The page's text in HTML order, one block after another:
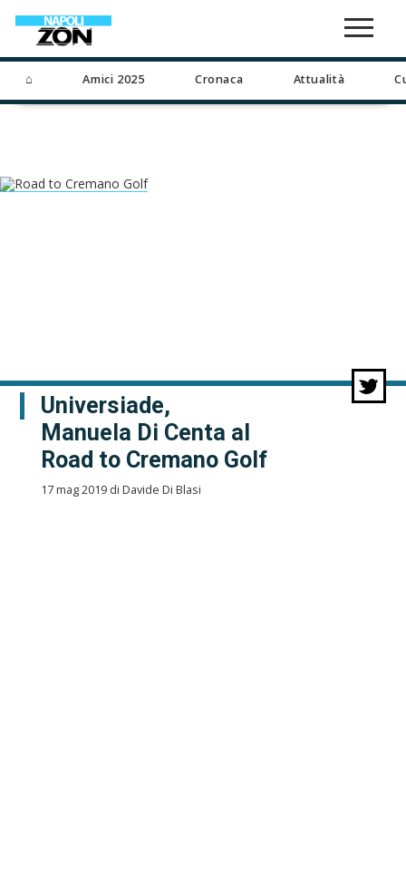
⌂ Amici 2025 Cronaca Attualità
Universiade,
Manuela Di Centa al
Road to Cremano Golf
17 mag 2019 di Davide Di Blasi